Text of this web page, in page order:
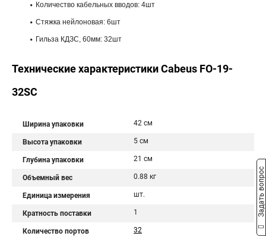
Количество кабельных вводов: 4шт
Стяжка нейлоновая: 6шт
Гильза КДЗС, 60мм: 32шт
Технические характеристики Cabeus FO-19-
32SC
Ширина упаковки 42 см
Высота упаковки 5 см
Глубина упаковки 21 см
Объемный вес 0.88 кг
Единица измерения шт.
Кратность поставки 1
Количество портов 32
Задать вопрос